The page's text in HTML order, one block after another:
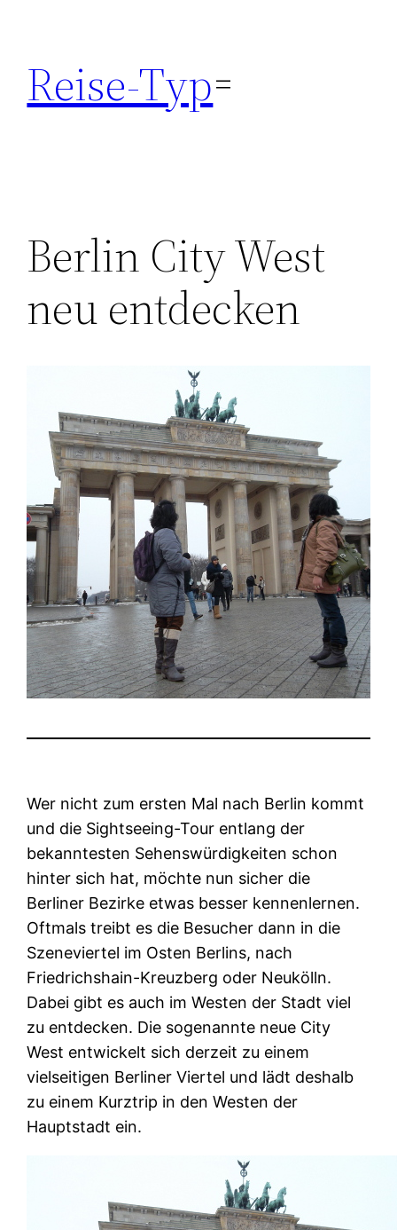
springen
Reise-Typ
Berlin City West
neu entdecken
Wer nicht zum ersten Mal nach Berlin kommt
und die Sightseeing-Tour entlang der
bekanntesten Sehenswürdigkeiten schon
hinter sich hat, möchte nun sicher die
Berliner Bezirke etwas besser kennenlernen.
Oftmals treibt es die Besucher dann in die
Szeneviertel im Osten Berlins, nach
Friedrichshain-Kreuzberg oder Neukölln.
Dabei gibt es auch im Westen der Stadt viel
zu entdecken. Die sogenannte neue City
West entwickelt sich derzeit zu einem
vielseitigen Berliner Viertel und lädt deshalb
zu einem Kurztrip in den Westen der
Hauptstadt ein.